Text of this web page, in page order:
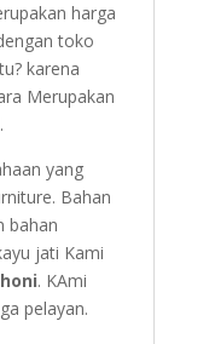
harga
toko
karena
Merupakan
yang
Bahan
bahan
jati Kami
. KAmi
pelayan.